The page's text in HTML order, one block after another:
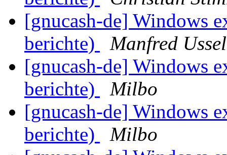
[gnucash-de] Windows
berichte)
Manfred
[gnucash-de] Windows
berichte)
Milbo
[gnucash-de] Windows
berichte)
Milbo